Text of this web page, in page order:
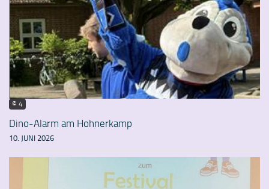
© 4
Dino-Alarm am Hohnerkamp
10. JUNI 2026